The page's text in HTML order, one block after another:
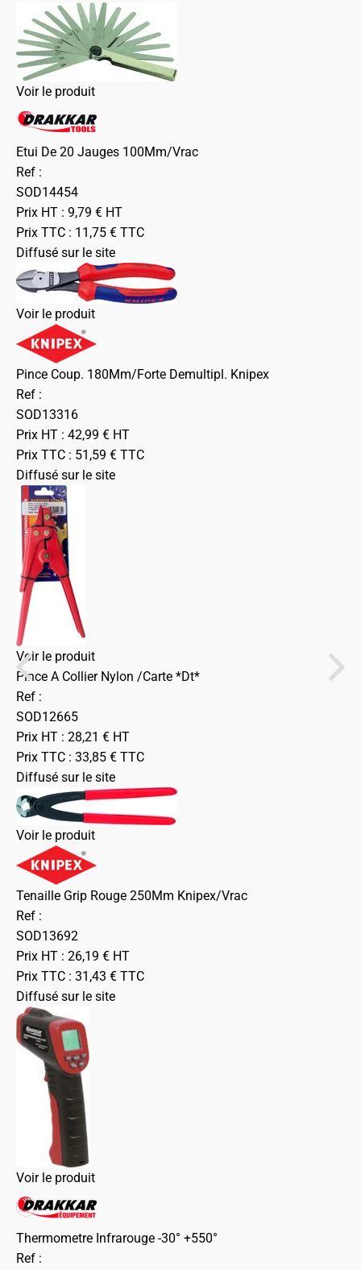
Voir le produit
Etui De 20 Jauges 100Mm/Vrac
Ref :
SOD14454
Prix HT : 9,79 € HT
Prix TTC : 11,75 € TTC
Diffusé sur le site
Voir le produit
Pince Coup. 180Mm/Forte Demultipl. Knipex
Ref :
SOD13316
Prix HT : 42,99 € HT
Prix TTC : 51,59 € TTC
Diffusé sur le site
Voir le produit
Pince A Collier Nylon /Carte *Dt*
Ref :
SOD12665
Prix HT : 28,21 € HT
Prix TTC : 33,85 € TTC
Diffusé sur le site
Voir le produit
Tenaille Grip Rouge 250Mm Knipex/Vrac
Ref :
SOD13692
Prix HT : 26,19 € HT
Prix TTC : 31,43 € TTC
Diffusé sur le site
Voir le produit
Thermometre Infrarouge -30° +550°
Ref :